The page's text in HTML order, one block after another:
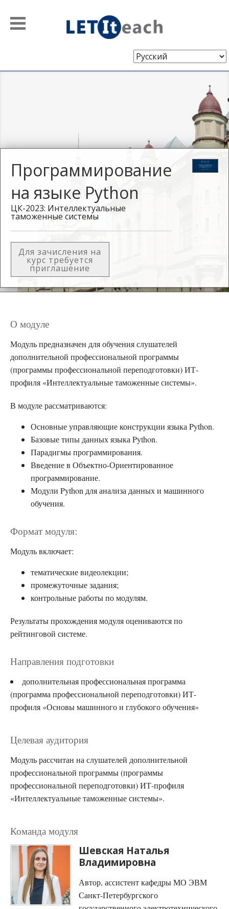
Выберите
язык
Программирование
на языке Python
ЦК-2023: Интеллектуальные
таможенные системы
Для зачисления на
курс требуется
приглашение
О модуле
Модуль предназначен для обучения слушателей
дополнительной профессиональной программы
(программы профессиональной переподготовки) ИТ-
профиля «Интеллектуальные таможенные системы».
В модуле рассматриваются:
Основные управляющие конструкции языка Python.
Базовые типы данных языка Python.
Парадигмы программирования.
Введение в Объектно-Ориентированное
программирование.
Модули Python для анализа данных и машинного
обучения.
Формат модуля:
Модуль включает:
тематические видеолекции;
промежуточные задания;
контрольные работы по модулям.
Результаты прохождения модуля оцениваются по
рейтинговой системе.
Направления подготовки
дополнительная профессиональная программа
(программа профессиональной переподготовки) ИТ-
профиля «Основы машинного и глубокого обучения»
Целевая аудитория
Модуль рассчитан на слушателей дополнительной
профессиональной программы (программы
профессиональной переподготовки) ИТ-профиля
«Интеллектуальные таможенные системы».
Команда модуля
Шевская Наталья
Владимировна
Автор, ассистент кафедры МО ЭВМ
Санкт-Петербургского